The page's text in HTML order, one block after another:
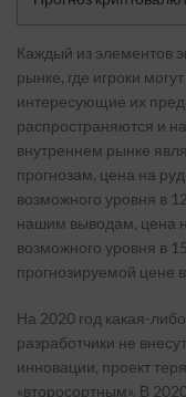
Каждый из элементов
рынке, где игроки
интересующие их
распространяются и
внутреннем рынке
прогнозам, цена на
возможного уровня в
нашим выводам, цена
возможного уровня в
прогнозируемой цене
На 2020 год какая-
разработчики не
инновации, проект
«второсортным». В